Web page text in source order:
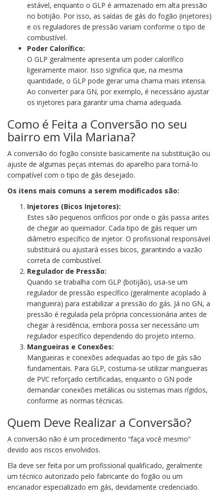
estável, enquanto o GLP é armazenado em alta pressão
no botijão. Por isso, as saídas de gás do fogão (injetores)
e os reguladores de pressão variam conforme o tipo de
combustível.
Poder Calorífico:
O GLP geralmente apresenta um poder calorífico
ligeiramente maior. Isso significa que, na mesma
quantidade, o GLP pode gerar uma chama mais intensa.
Ao converter para GN, por exemplo, é necessário ajustar
os injetores para garantir uma chama adequada.
Como é Feita a Conversão no seu
bairro em Vila Mariana?
A conversão do fogão consiste basicamente na substituição ou
ajuste de algumas peças internas do aparelho para torná-lo
compatível com o tipo de gás desejado.
Os itens mais comuns a serem modificados são:
Injetores (Bicos Injetores):
Estes são pequenos orifícios por onde o gás passa antes
de chegar ao queimador. Cada tipo de gás requer um
diâmetro específico de injetor. O profissional responsável
substituirá ou ajustará esses bicos, garantindo a vazão
correta de combustível.
Regulador de Pressão:
Quando se trabalha com GLP (botijão), usa-se um
regulador de pressão específico (geralmente acoplado à
mangueira) para estabilizar a pressão do gás. Já no GN, a
pressão é regulada pela própria concessionária antes de
chegar à residência, embora possa ser necessário um
regulador específico dependendo do projeto interno.
Mangueiras e Conexões:
Mangueiras e conexões adequadas ao tipo de gás são
fundamentais. Para GLP, costuma-se utilizar mangueiras
de PVC reforçado certificadas, enquanto o GN pode
demandar conexões metálicas ou sistemas mais rígidos,
conforme as normas técnicas.
Quem Deve Realizar a Conversão?
A conversão não é um procedimento “faça você mesmo”
devido aos riscos envolvidos.
Ela deve ser feita por um profissional qualificado, geralmente
um técnico autorizado pelo fabricante do fogão ou um
encanador especializado em gás, devidamente credenciado.